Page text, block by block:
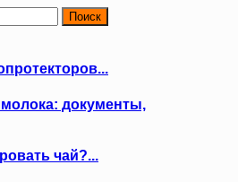
документы,
чай?...